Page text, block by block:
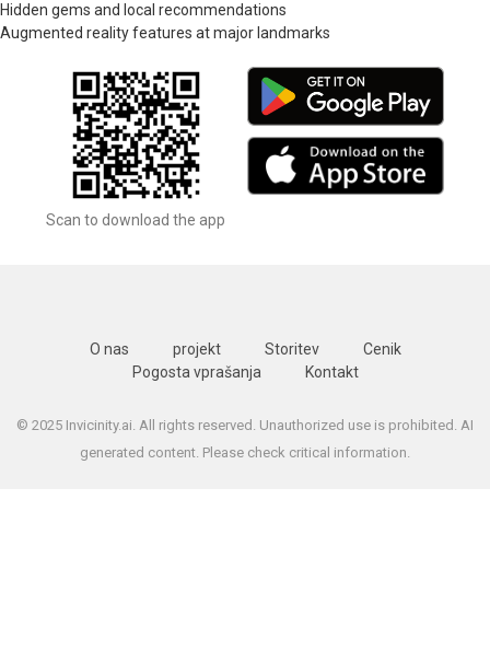
Hidden gems and local recommendations
Augmented reality features at major landmarks
Scan to download the app
O nas projekt Storitev
Cenik
Pogosta vprašanja
Kontakt
© 2025 Invicinity.ai. All rights reserved. Unauthorized use is prohibited. AI
generated content. Please check critical information.